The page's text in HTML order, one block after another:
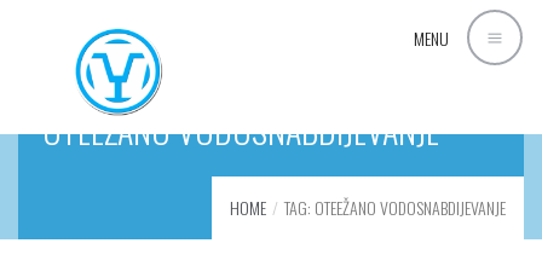
MENU
OTEEŽANO VODOSNABDIJEVANJE
HOME TAG: OTEEŽANO VODOSNABDIJEVANJE